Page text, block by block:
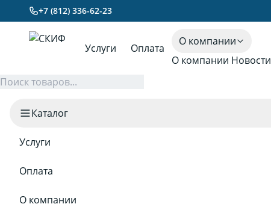
+7 (812) 336-62-23
Услуги Оплата
О компании
О компании Новости
Каталог
Услуги
Оплата
О компании